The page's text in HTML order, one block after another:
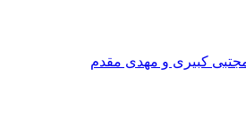
کبیری و مهدى مقدم